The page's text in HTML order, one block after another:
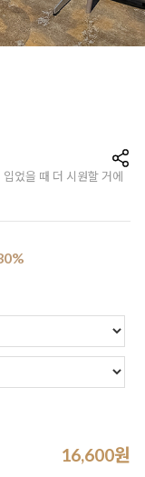
었을 때 더 시원할 거에
%
16,600원